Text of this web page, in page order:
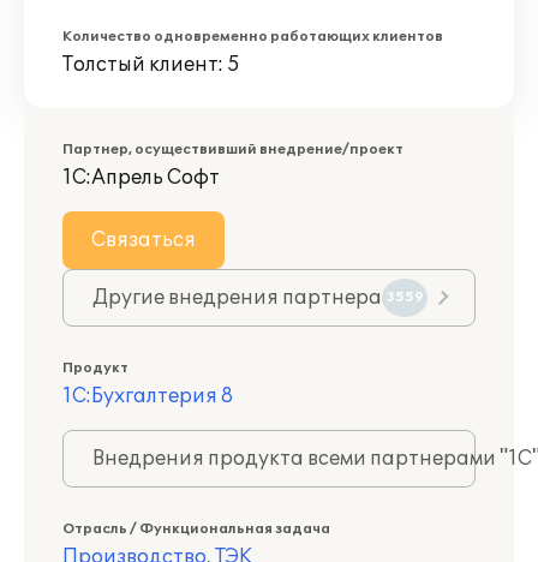
Количество одновременно работающих клиентов
Толстый клиент: 5
Партнер, осуществивший внедрение/проект
1С:Апрель Софт
Связаться
Другие внедрения партнера 3559
Продукт
1С:Бухгалтерия 8
Внедрения продукта всеми партнерами
Отрасль / Функциональная задача
Производство, ТЭК